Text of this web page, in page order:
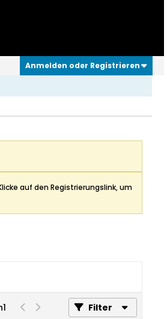
Anmelden oder Registrieren
auf den Registrierungslink, um
1 Filter